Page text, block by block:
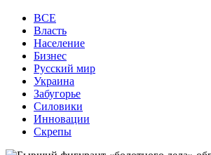
ВСЕ
Власть
Население
Бизнес
Русский мир
Украина
Забугорье
Силовики
Инновации
Скрепы